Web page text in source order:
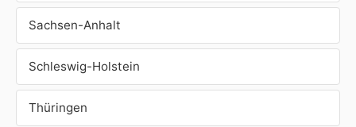
Sachsen-Anhalt
Schleswig-Holstein
Thüringen